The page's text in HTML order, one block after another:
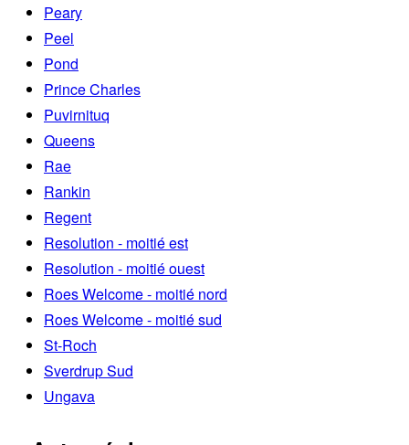
Peary
Peel
Pond
Prince Charles
Puvirnituq
Queens
Rae
Rankin
Regent
Resolution - moitié est
Resolution - moitié ouest
Roes Welcome - moitié nord
Roes Welcome - moitié sud
St-Roch
Sverdrup Sud
Ungava